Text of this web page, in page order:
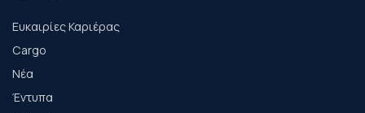
Ευκαιρίες Καριέρας
Cargo
Νέα
Έντυπα